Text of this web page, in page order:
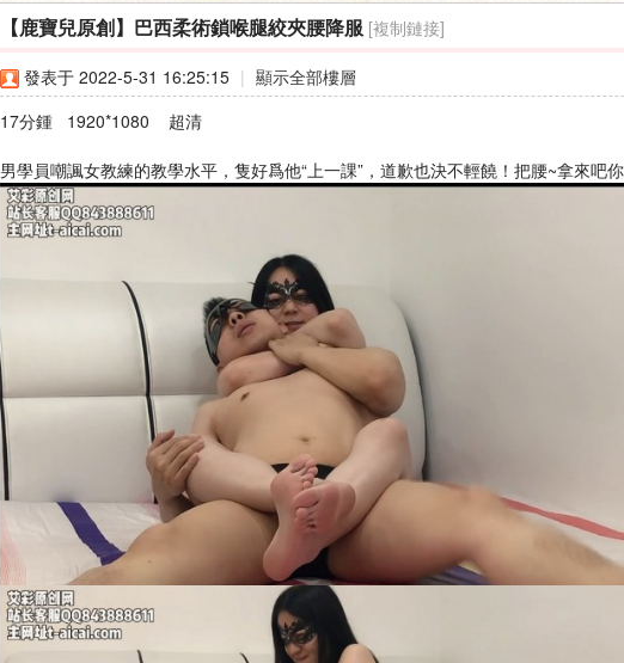
索
› ›
【鹿寶兒原創】巴西柔術鎖喉腿絞夾腰降服 [複制鏈接]
發表于 2022-5-31 16:25:15 | 顯示全部樓層
17分鍾 1920*1080 超清
男學員嘲諷女教練的教學水平，隻好爲他“上一課”，道歉也決不輕饒！把腰~拿來吧